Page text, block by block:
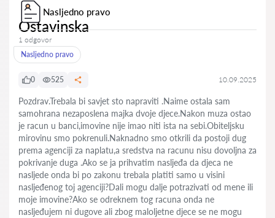
Nasljedno pravo
Ostavinska
1 odgovor
Nasljedno pravo
0 525 10.09.2025
Pozdrav.Trebala bi savjet sto napraviti .Naime ostala sam
samohrana nezaposlena majka dvoje djece.Nakon muza ostao
je racun u banci,imovine nije imao niti ista na sebi.Obiteljsku
mirovinu smo pokrenuli.Naknadno smo otkrili da postoji dug
prema agenciji za naplatu,a sredstva na racunu nisu dovoljna za
pokrivanje duga .Ako se ja prihvatim nasljeđa da djeca ne
nasljede onda bi po zakonu trebala platiti samo u visini
nasljeđenog toj agenciji?Dali mogu dalje potrazivati od mene ili
moje imovine?Ako se odreknem tog racuna onda ne
nasljeđujem ni dugove ali zbog maloljetne djece se ne mogu